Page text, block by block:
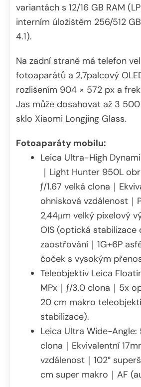
variantách s 12/16 GB RAM
interním úložištěm 256/512
4.1).
Na zadní straně má telefon
fotoaparátů a 2,7palcový
rozlišením 904 × 572 px a
Jas může dosahovat až 3
sklo Xiaomi Longjing Glass.
Fotoaparáty mobilu:
Leica Ultra-High
｜Light Hunter 950L
ƒ/1.67 velká clona｜
ohnisková vzdálenost｜
2,44μm velký pixelový
OIS (optická stabilizace
zaostřování｜1G+6P
čoček s vysokým
Teleobjektiv Leica
MPx｜ƒ/3.0 clona｜5x
20 cm makro
stabilizace).
Leica Ultra Wide-Angle:
clona｜Ekvivalentní
vzdálenost｜102°
cm super makro｜AF